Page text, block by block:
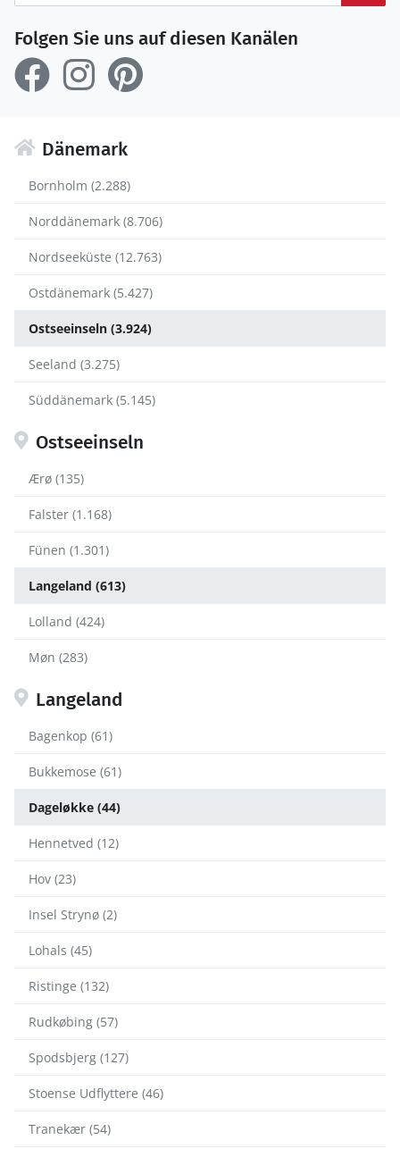
Folgen Sie uns auf diesen Kanälen
Dänemark
Bornholm (2.288)
Norddänemark (8.706)
Nordseeküste (12.763)
Ostdänemark (5.427)
Ostseeinseln (3.924)
Seeland (3.275)
Süddänemark (5.145)
Ostseeinseln
Ærø (135)
Falster (1.168)
Fünen (1.301)
Langeland (613)
Lolland (424)
Møn (283)
Langeland
Bagenkop (61)
Bukkemose (61)
Dageløkke (44)
Hennetved (12)
Hov (23)
Insel Strynø (2)
Lohals (45)
Ristinge (132)
Rudkøbing (57)
Spodsbjerg (127)
Stoense Udflyttere (46)
Tranekær (54)